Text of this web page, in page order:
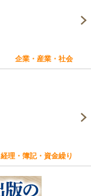
企業・産業・社会
経理・簿記・資金繰り